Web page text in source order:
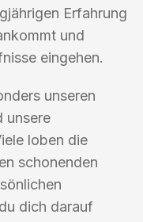
Erfahrung
und
eingehen.
unseren
unsere
loben die
schonenden
dich darauf